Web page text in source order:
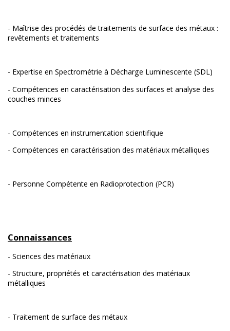
- Maîtrise des procédés de traitements de surface des métaux :
revêtements et traitements
- Expertise en Spectrométrie à Décharge Luminescente (SDL)
- Compétences en caractérisation des surfaces et analyse des
couches minces
- Compétences en instrumentation scientifique
- Compétences en caractérisation des matériaux métalliques
- Personne Compétente en Radioprotection (PCR)
Connaissances
- Sciences des matériaux
- Structure, propriétés et caractérisation des matériaux
métalliques
- Traitement de surface des métaux